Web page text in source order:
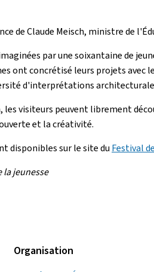
de Claude Meisch, ministre de
par une soixantaine de
ont concrétisé leurs projets
d'interprétations
visiteurs peuvent librement
et la créativité.
disponibles sur le site du Festival
la jeunesse
Organisation